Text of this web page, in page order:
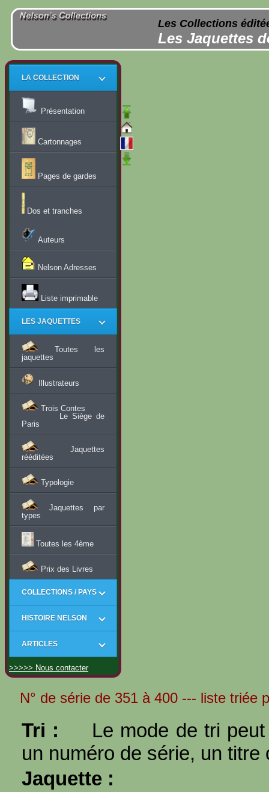
Les Collections
Les Jaquettes
LA COLLECTION
Présentation
Cartonnages
Pages de gardes
Dos et tranches
Auteurs
Nelson Adresses
Liste imprimable
LES JAQUETTES
Toutes les
jaquettes
Illustrateurs
Trois Contes
Le Siège de
Paris
Jaquettes
rééditées
Typologie
Jaquettes par
types
Toutes les 4ème
Prix des Livres
COLLECTIONS / PAYS
HISTOIRE NELSON
ARTICLES
>>>>> Nous contacter
N° de série de 351 à 400 --- liste triée
Tri :
Le mode de tri
un numéro de série, un titre
Jaquette :